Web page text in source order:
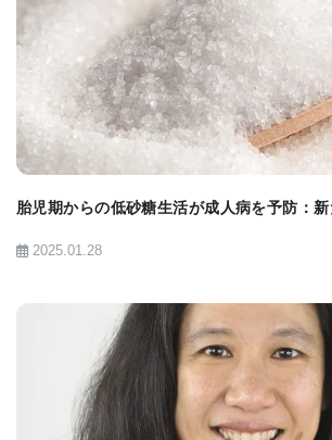
との間の通信を研究してきたが、私
ムのように神経系を通じた脂肪と脳
調べた研究室は世界中でもほとんど
る。この研究チームのメンバーには
Garretson、Dr. Yang Liu、Dr.
他、Georgia State Universityの
Center for Obesity Reversalを務め
■原著へのリンクは英語版をご覧くだ
Demonstrates Feedback Loop
and the Brain
BIOMARKET JP
胎児期からの低砂糖生活が成人病を予防：
2025.01.28
BIOMARKET JP